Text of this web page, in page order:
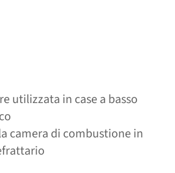
utilizzata in case a basso
camera di combustione in